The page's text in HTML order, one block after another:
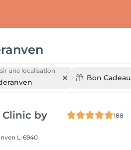
une localisation
Bon Cadeau
Clinic by
188
L-6940